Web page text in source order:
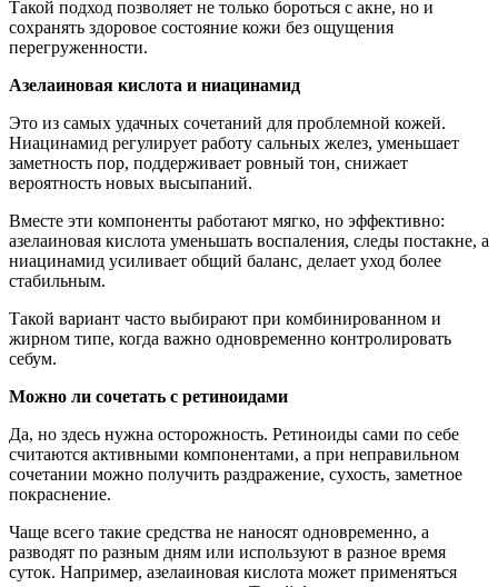
Такой подход позволяет не только бороться с акне, но и
сохранять здоровое состояние кожи без ощущения
перегруженности.
Азелаиновая кислота и ниацинамид
Это из самых удачных сочетаний для проблемной кожей.
Ниацинамид регулирует работу сальных желез, уменьшает
заметность пор, поддерживает ровный тон, снижает
вероятность новых высыпаний.
Вместе эти компоненты работают мягко, но эффективно:
азелаиновая кислота уменьшать воспаления, следы постакне, а
ниацинамид усиливает общий баланс, делает уход более
стабильным.
Такой вариант часто выбирают при комбинированном и
жирном типе, когда важно одновременно контролировать
себум.
Можно ли сочетать с ретиноидами
Да, но здесь нужна осторожность. Ретиноиды сами по себе
считаются активными компонентами, а при неправильном
сочетании можно получить раздражение, сухость, заметное
покраснение.
Чаще всего такие средства не наносят одновременно, а
разводят по разным дням или используют в разное время
суток. Например, азелаиновая кислота может применяться